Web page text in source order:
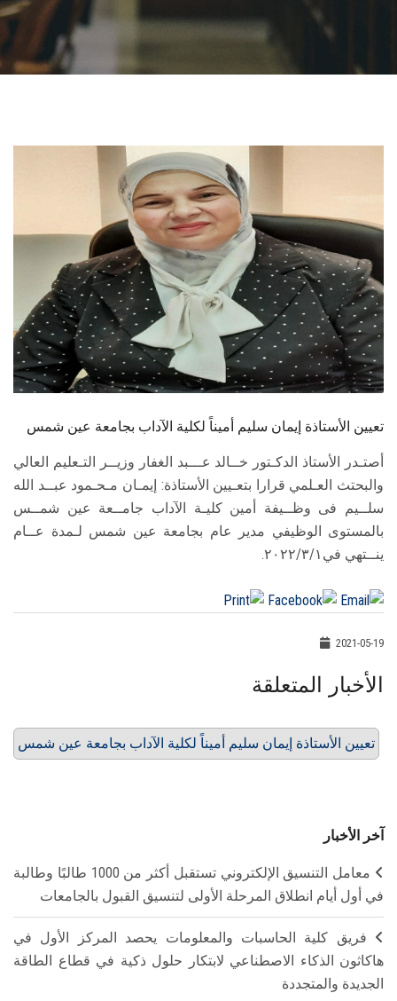
المراكز والوحدات
الأنظمة الذكية
هيئة التدريس
الدراسات العليا
الخريجين
الزائـرون
سجل الان
تعيين الأستاذة إيمان سليم أميناً لكلية الآداب بجامعة عين شمس
أصتـدر الأستاذ الدكـتور خــالد عـــبد الغفار وزيــر التـعليم العالي
والبحتث العـلمي قرارا بتعـيين الأستاذة: إيمـان مـحـمود عبــد الله
سلــيم فى وظــيفة أمين كليـة الآداب جامــعة عين شمــس
بالمستوى الوظيفي مدير عام بجامعة عين شمس لـمدة عــام
ينــتهي في٢٠٢٢/٣/١.
2021-05-19
الأخبار المتعلقة
تعيين الأستاذة إيمان سليم أميناً لكلية الآداب بجامعة عين شمس
آخر الأخبار
معامل التنسيق الإلكتروني تستقبل أكثر من 1000 طالبًا وطالبة
في أول أيام انطلاق المرحلة الأولى لتنسيق القبول بالجامعات
فريق كلية الحاسبات والمعلومات يحصد المركز الأول في
هاكاثون الذكاء الاصطناعي لابتكار حلول ذكية في قطاع الطاقة
الجديدة والمتجددة